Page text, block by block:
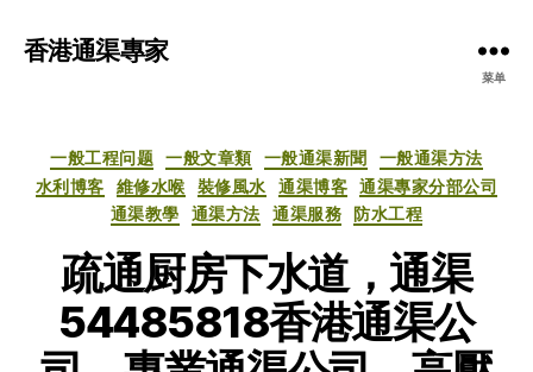
香港通渠專家
菜单
分
类
一般工程问题 一般文章類 一般通渠新聞
一般通渠方法
水利博客
維修水喉 裝修風水 通渠博客 通渠專家分部公司
通渠教學
通渠方法 通渠服務 防水工程
疏通厨房下水道，通渠
54485818香港通渠公